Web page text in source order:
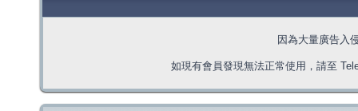
因為大量廣告入
如現有會員發現無法正常使用，請至